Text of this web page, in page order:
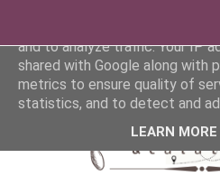
This site uses cookies from
and to analyze traffic. Your IP
shared with Google along with
metrics to ensure quality of
statistics, and to detect and
LEARN MORE